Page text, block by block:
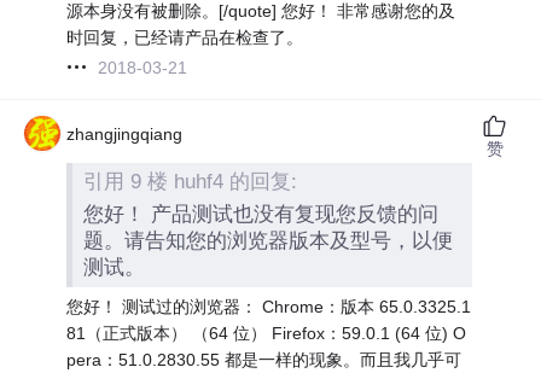
源本身没有被删除。[/quote] 您好！ 非常感谢您的及
时回复，已经请产品在检查了。
2018-03-21
zhangjingqiang
引用 9 楼 huhf4 的回复:
您好！ 产品测试也没有复现您反馈的问
题。请告知您的浏览器版本及型号，以便
测试。
您好！ 测试过的浏览器： Chrome：版本 65.0.3325.1
81（正式版本） （64 位） Firefox：59.0.1 (64 位) O
pera：51.0.2830.55 都是一样的现象。而且我几乎可
赞